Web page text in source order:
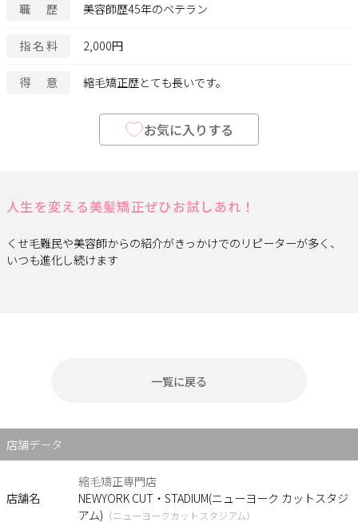
職歴 美容師歴45年のベテラン
指名料 2,000円
得意 縮毛矯正歴とても長いです。
お気に入りする
人生を変える美髪矯正ぜひお試しあれ！
くせ毛難民や美容師からの紹介がきっかけでのリピーターが多く、
いつも進化し続けます
一覧に戻る
店舗データ
店舗名
縮毛矯正専門店
NEWYORK CUT・STADIUM(ニューヨーク カットスタジ
アム) （ニューヨークカットスタジアム）